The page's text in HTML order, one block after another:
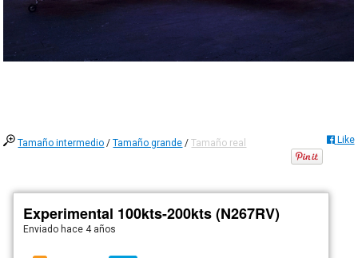
Tamaño intermedio /Tamaño grande /Tamaño real Like
Experimental 100kts-200kts (N267RV)
Enviado hace 4 años